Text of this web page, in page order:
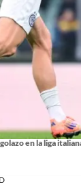
en la liga